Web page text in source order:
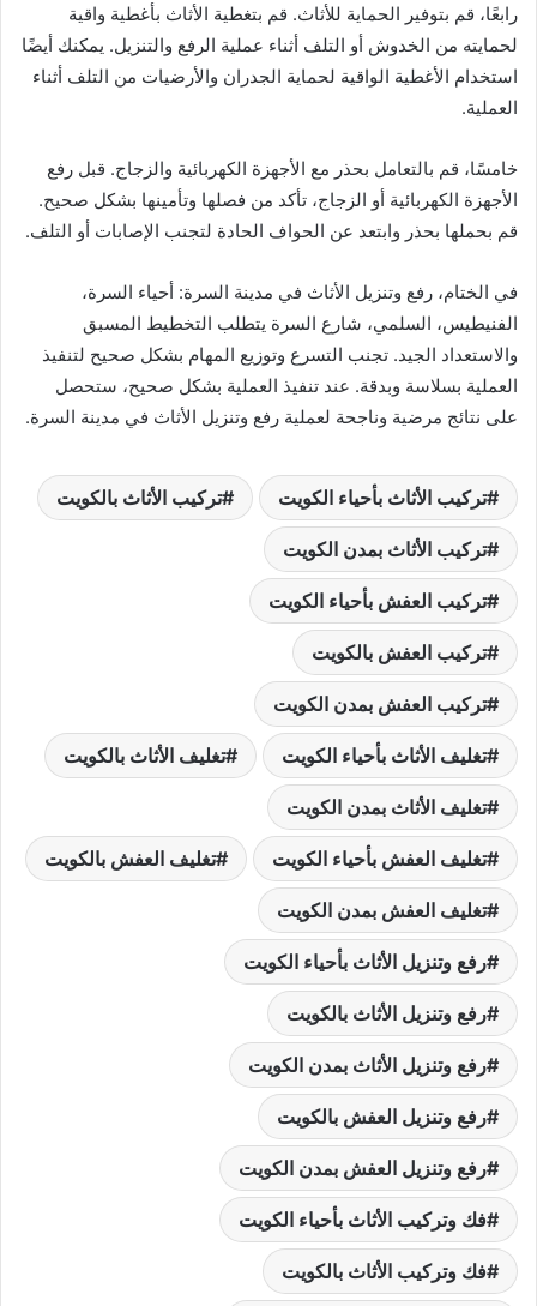
رابعًا، قم بتوفير الحماية للأثاث. قم بتغطية الأثاث بأغطية واقية
لحمايته من الخدوش أو التلف أثناء عملية الرفع والتنزيل. يمكنك أيضًا
استخدام الأغطية الواقية لحماية الجدران والأرضيات من التلف أثناء
العملية.
خامسًا، قم بالتعامل بحذر مع الأجهزة الكهربائية والزجاج. قبل رفع
الأجهزة الكهربائية أو الزجاج، تأكد من فصلها وتأمينها بشكل صحيح.
قم بحملها بحذر وابتعد عن الحواف الحادة لتجنب الإصابات أو التلف.
في الختام، رفع وتنزيل الأثاث في مدينة السرة: أحياء السرة،
الفنيطيس، السلمي، شارع السرة يتطلب التخطيط المسبق
والاستعداد الجيد. تجنب التسرع وتوزيع المهام بشكل صحيح لتنفيذ
العملية بسلاسة وبدقة. عند تنفيذ العملية بشكل صحيح، ستحصل
على نتائج مرضية وناجحة لعملية رفع وتنزيل الأثاث في مدينة السرة.
تركيب الأثاث بأحياء الكويت تركيب الأثاث بالكويت
تركيب الأثاث بمدن الكويت
تركيب العفش بأحياء الكويت
تركيب العفش بالكويت
تركيب العفش بمدن الكويت
تغليف الأثاث بأحياء الكويت تغليف الأثاث بالكويت
تغليف الأثاث بمدن الكويت
تغليف العفش بأحياء الكويت تغليف العفش بالكويت
تغليف العفش بمدن الكويت
رفع وتنزيل الأثاث بأحياء الكويت
رفع وتنزيل الأثاث بالكويت
رفع وتنزيل الأثاث بمدن الكويت
رفع وتنزيل العفش بالكويت
رفع وتنزيل العفش بمدن الكويت
فك وتركيب الأثاث بأحياء الكويت
فك وتركيب الأثاث بالكويت